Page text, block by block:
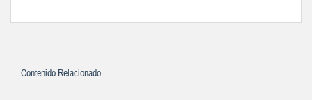
Contenido Relacionado